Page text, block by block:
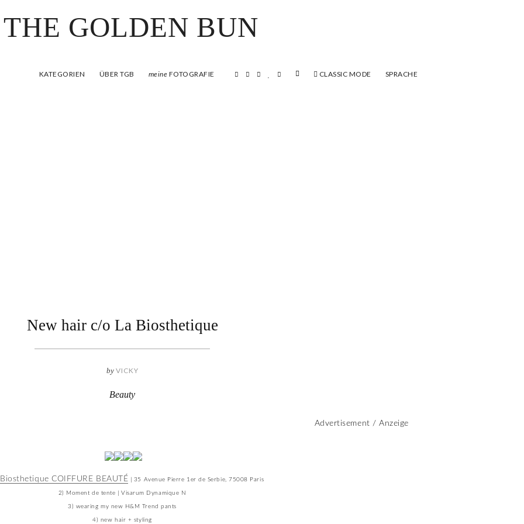
THE GOLDEN BUN
KATEGORIEN ÜBER TGB meine FOTOGRAFIE CLASSIC MODE SPRACHE
New hair c/o La Biosthetique
by VICKY
Beauty
Advertisement / Anzeige
Biosthetique COIFFURE BEAUTÉ | 35 Avenue Pierre 1er de Serbie, 75008 Paris
2) Moment de tente | Visarum Dynamique N
3) wearing my new H&M Trend pants
4) new hair + styling